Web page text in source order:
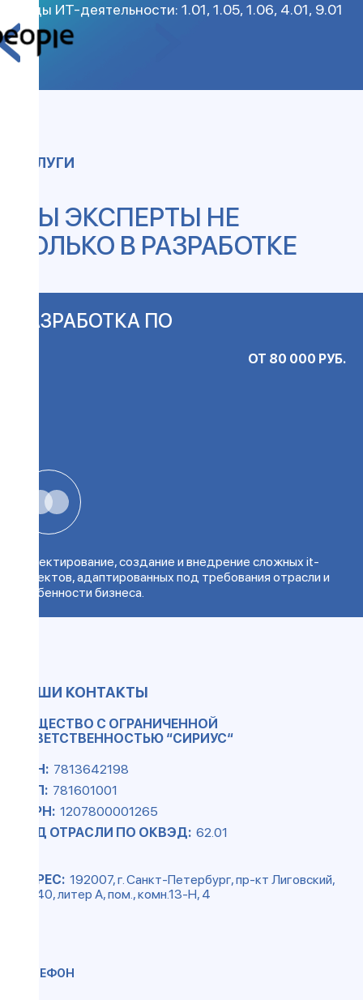
Коды ИТ-деятельности: 1.01, 1.05, 1.06, 4.01, 9.01
УСЛУГИ
МЫ ЭКСПЕРТЫ НЕ
ТОЛЬКО В РАЗРАБОТКЕ
РАЗРАБОТКА ПО
ОТ 80 000 РУБ.
Проектирование, создание и внедрение сложных it-
проектов, адаптированных под требования отрасли и
особенности бизнеса.
НАШИ КОНТАКТЫ
ОБЩЕСТВО С ОГРАНИЧЕННОЙ
ОТВЕТСТВЕННОСТЬЮ “СИРИУС“
ИНН: 7813642198
КПП: 781601001
ОГРН: 1207800001265
КОД ОТРАСЛИ ПО ОКВЭД: 62.01
АДРЕС: 192007, г. Санкт-Петербург, пр-кт Лиговский,
д. 140, литер А, пом., комн.13-Н, 4
ТЕЛЕФОН